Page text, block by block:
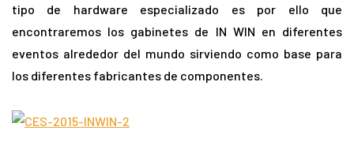
tipo de hardware especializado es por ello que
encontraremos los gabinetes de IN WIN en diferentes
eventos alrededor del mundo sirviendo como base para
los diferentes fabricantes de componentes.